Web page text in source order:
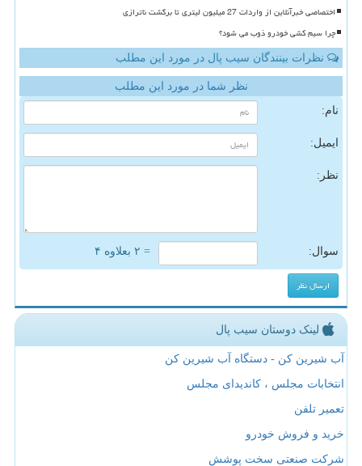
اختصاصی خبرآنلاین از واردات 27 میلیون لیتری تا برگشت ناترازی
چرا سیم کشی خودرو ذوب می شود؟
نظرات بینندگان سیب پال در مورد این مطلب
نظر شما در مورد این مطلب
نام:
ایمیل:
نظر:
سوال: = ۲ بعلاوه ۴
لینک دوستان سیب پال
آب شیرین کن - دستگاه آب شیرین کن
انتخابات مجلس ، کاندیدای مجلس
تعمیر تلفن
خرید و فروش خودرو
شرکت صنعتی سخت پوشش